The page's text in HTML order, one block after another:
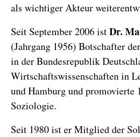
als wichtiger Akteur
Seit September 2006 istDr.
(Jahrgang 1956) Botschafter
in der Bundesrepublik
Wirtschaftswissenschaften in
und Hamburg und promovierte
Soziologie.
Seit 1980 ist er Mitglied der